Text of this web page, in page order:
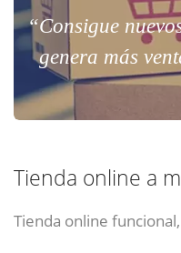
“Consigue
genera más
Tienda online a
Tienda online